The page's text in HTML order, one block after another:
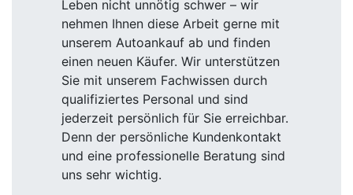
Leben nicht unnötig schwer – wir
nehmen Ihnen diese Arbeit gerne mit
unserem Autoankauf ab und finden
einen neuen Käufer. Wir unterstützen
Sie mit unserem Fachwissen durch
qualifiziertes Personal und sind
jederzeit persönlich für Sie erreichbar.
Denn der persönliche Kundenkontakt
und eine professionelle Beratung sind
uns sehr wichtig.